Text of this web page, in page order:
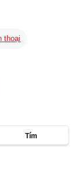
thoại
Tím